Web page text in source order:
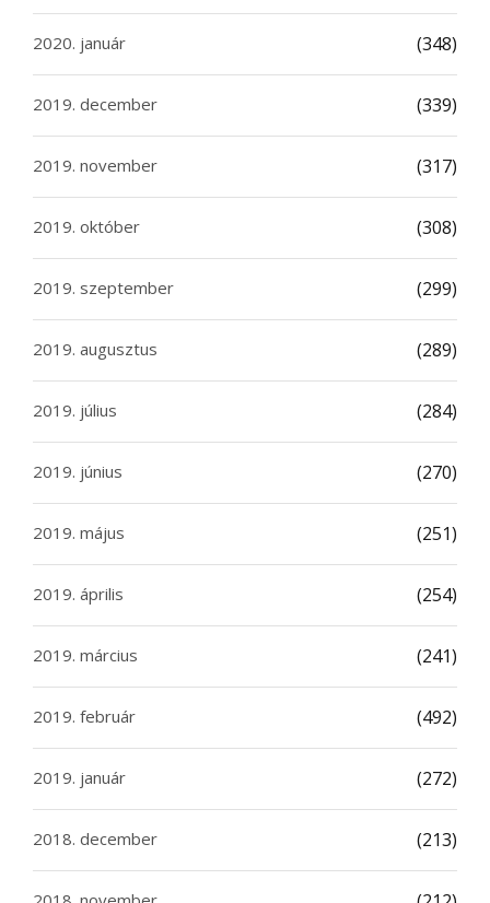
2020. január (348)
2019. december (339)
2019. november (317)
2019. október (308)
2019. szeptember (299)
2019. augusztus (289)
2019. július (284)
2019. június (270)
2019. május (251)
2019. április (254)
2019. március (241)
2019. február (492)
2019. január (272)
2018. december (213)